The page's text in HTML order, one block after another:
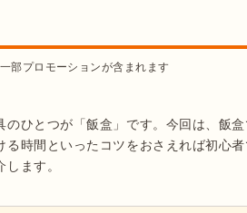
部プロモーションが含まれます
のひとつが「飯盒」です。今回は、飯
時間といったコツをおさえれば初心
ます。